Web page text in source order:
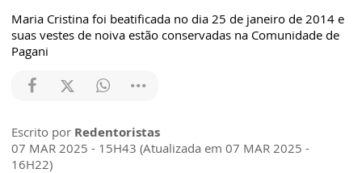
Maria Cristina foi beatificada no dia 25 de janeiro de 2014 e
suas vestes de noiva estão conservadas na Comunidade de
Pagani
Escrito por Redentoristas
07 MAR 2025 - 15H43 (Atualizada em 07 MAR 2025 -
16H22)